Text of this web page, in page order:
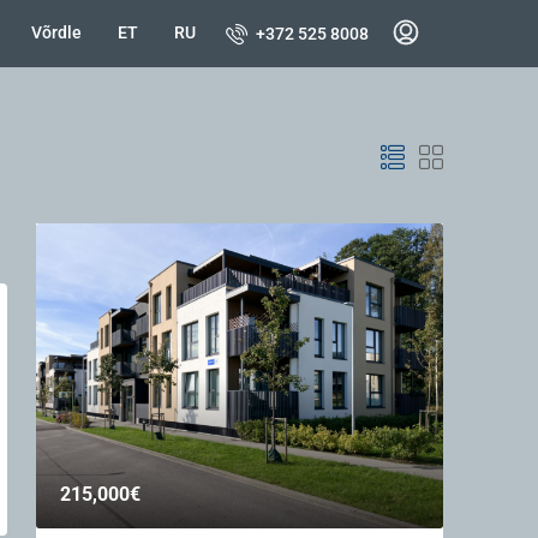
Võrdle ET RU +372 525 8008
215,000€